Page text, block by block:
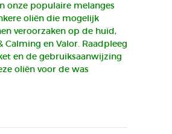
onze populaire melanges
oliën die mogelijk
veroorzaken op de huid,
Calming en Valor. Raadpleeg
en de gebruiksaanwijzing
oliën voor de was